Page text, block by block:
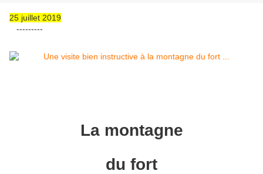
25 juillet 2019
---------
La montagne
du fort